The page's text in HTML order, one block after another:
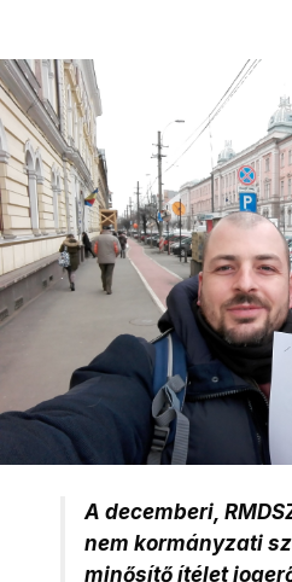
A decemberi,
nem kormányzati
minősítő ítélet